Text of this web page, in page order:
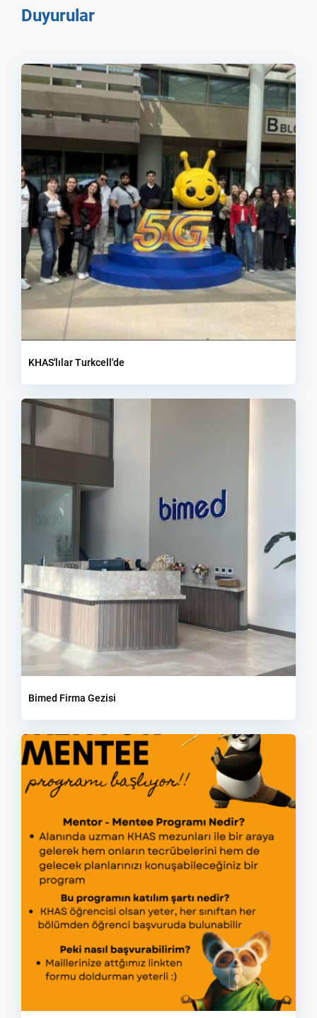
Duyurular
KHAS'lılar Turkcell'de
Bimed Firma Gezisi